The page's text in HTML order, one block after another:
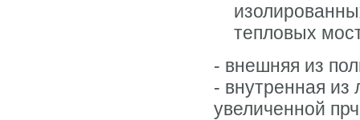
тепловых
- внешняя из
- внутренная из
увеличенной